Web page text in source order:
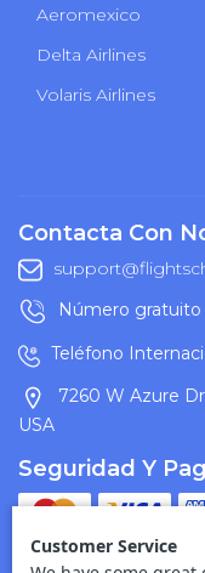
Aeromexico
Delta Airlines
Volaris Airlines
Contacta Con
Número gratuito
Teléfono
7260 W Azure
USA
Seguridad Y